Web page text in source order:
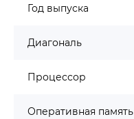
Год выпуска
Диагональ
Процессор
Оперативная память